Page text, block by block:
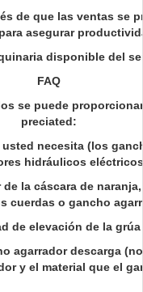
de que las ventas se
asegurar
disponible del
FAQ
se puede
preciated:
necesita (los
hidráulicos
la cáscara de
cuerdas o gancho
de elevación de la grúa
agarrador descarga
y el material que el